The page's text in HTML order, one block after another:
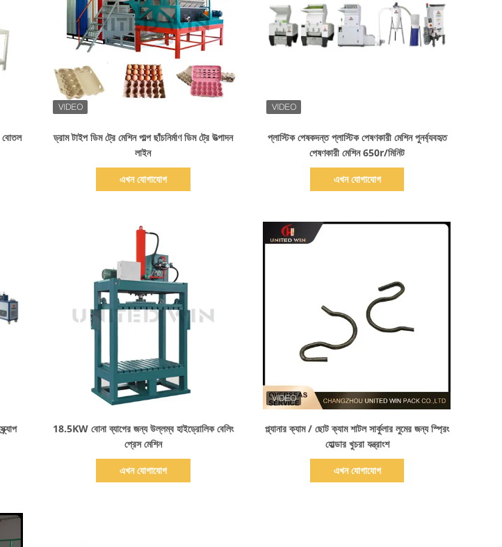
বোতল
ড্রাম টাইপ ডিম ট্রে মেশিন পাল্প ছাঁচনির্মাণ ডিম ট্রে উত্পাদন
লাইন
এখন যোগাযোগ
প্লাস্টিক পেষকদন্ত প্লাস্টিক পেষণকারী মেশিন পুনর্ব্যবহৃত
পেষণকারী মেশিন 650r/মিনিট
এখন যোগাযোগ
18.5KW বোনা ব্যাগের জন্য উল্লম্ব হাইড্রোলিক বেলিং
প্রেস মেশিন
এখন যোগাযোগ
বিস্তারিত দেখাও
প্ল্যানার ক্যাম / ছোট ক্যাম শাটল সার্কুলার লুমের জন্য স্প্রিং
হোল্ডার খুচরা যন্ত্রাংশ
এখন যোগাযোগ